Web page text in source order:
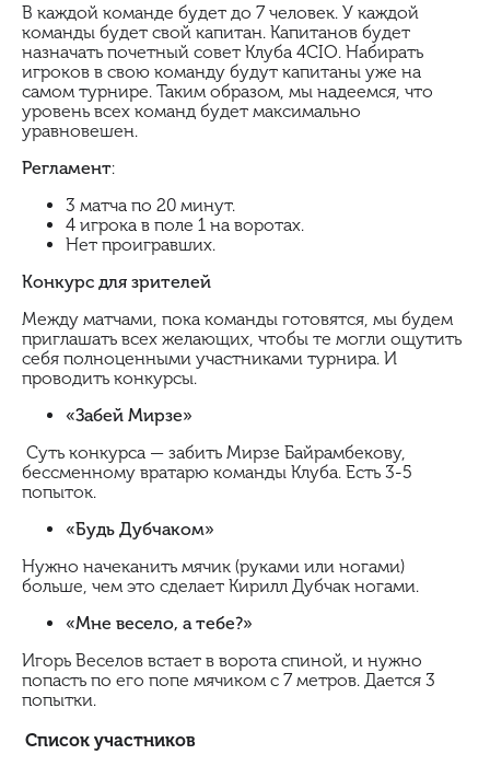
В каждой команде будет до 7 человек. У каждой
команды будет свой капитан. Капитанов будет
назначать почетный совет Клуба 4CIO. Набирать
игроков в свою команду будут капитаны уже на
самом турнире. Таким образом, мы надеемся, что
уровень всех команд будет максимально
уравновешен.
Регламент:
3 матча по 20 минут.
4 игрока в поле 1 на воротах.
Нет проигравших.
Конкурс для зрителей
Между матчами, пока команды готовятся, мы будем
приглашать всех желающих, чтобы те могли ощутить
себя полноценными участниками турнира. И
проводить конкурсы.
«Забей Мирзе»
Суть конкурса — забить Мирзе Байрамбекову,
бессменному вратарю команды Клуба. Есть 3-5
попыток.
«Будь Дубчаком»
Нужно начеканить мячик (руками или ногами)
больше, чем это сделает Кирилл Дубчак ногами.
«Мне весело, а тебе?»
Игорь Веселов встает в ворота спиной, и нужно
попасть по его попе мячиком с 7 метров. Дается 3
попытки.
Список участников